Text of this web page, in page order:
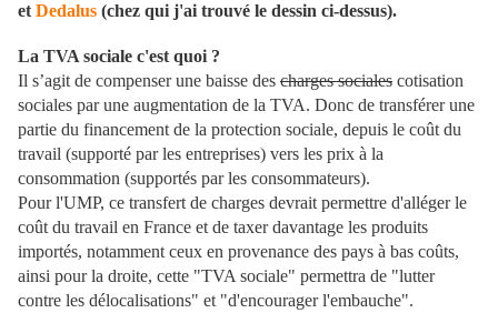
et Dedalus (chez qui j'ai trouvé le dessin ci-dessus).
La TVA sociale c'est quoi ?
Il s’agit de compenser une baisse des charges sociales cotisation
sociales par une augmentation de la TVA. Donc de transférer une
partie du financement de la protection sociale, depuis le coût du
travail (supporté par les entreprises) vers les prix à la
consommation (supportés par les consommateurs).
Pour l'UMP, ce transfert de charges devrait permettre d'alléger le
coût du travail en France et de taxer davantage les produits
importés, notamment ceux en provenance des pays à bas coûts,
ainsi pour la droite, cette "TVA sociale" permettra de "lutter
contre les délocalisations" et "d'encourager l'embauche".